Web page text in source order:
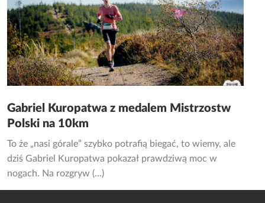
Gabriel Kuropatwa z medalem Mistrzostw
Polski na 10km
To że „nasi górale” szybko potrafią biegać, to wiemy, ale
dziś Gabriel Kuropatwa pokazał prawdziwą moc w
nogach. Na rozgryw (...)